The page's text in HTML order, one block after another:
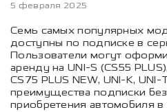
5 февраля 2025
Семь самых популярных
доступны по подписке в
Пользователи могут
аренду на UNI-S (CS55
CS75 PLUS NEW, UNI-K,
преимущества подписки
приобретения автомобиля в